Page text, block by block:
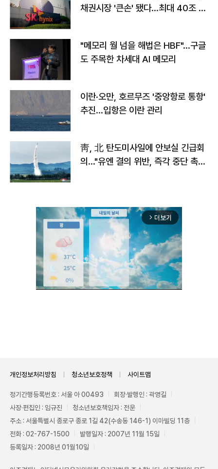
채권시장 '큰손' 됐다…최대 40조 투
"메모리 월 넘을 해법은 HBF"…구글
도 주목한 차세대 AI 메모리
이란·오만, 호르무즈 '중앙항로 통항'
추진…입항은 이란 관리
靑, 北 탄도미사일에 안보실 긴급회
의…"유엔 결의 위반, 즉각 중단 촉
arrow_forward_ios 더보기
개인정보처리방침 청소년보호정책 사이트맵
정기간행등록번호 : 서울 아 00493
회장·발행인 : 곽영길
사장·편집인 : 임규진
청소년보호책임자 : 전운
주소 : 서울특별시 종로구 종로 1길 42(수송동 146-1) 이마빌딩 11층
전화 : 02-767-1500
발행일자 : 2007년 11월 15일
등록일자 : 2008년 01월10일